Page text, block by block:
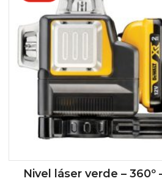
Nivel láser verde – 360º